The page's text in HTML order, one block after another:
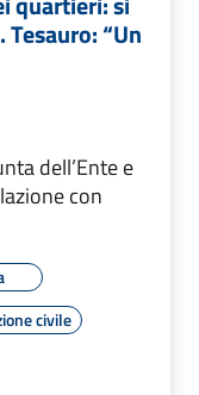
“Un
dell’Ente e
con
civile